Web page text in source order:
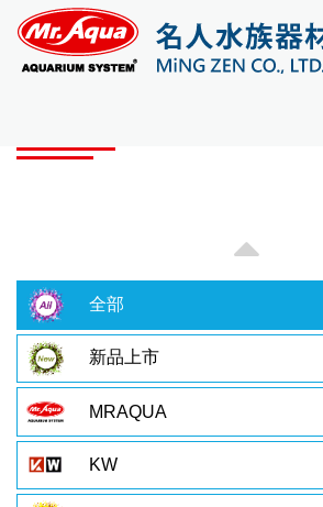
全部
新品上市
MRAQUA
KW